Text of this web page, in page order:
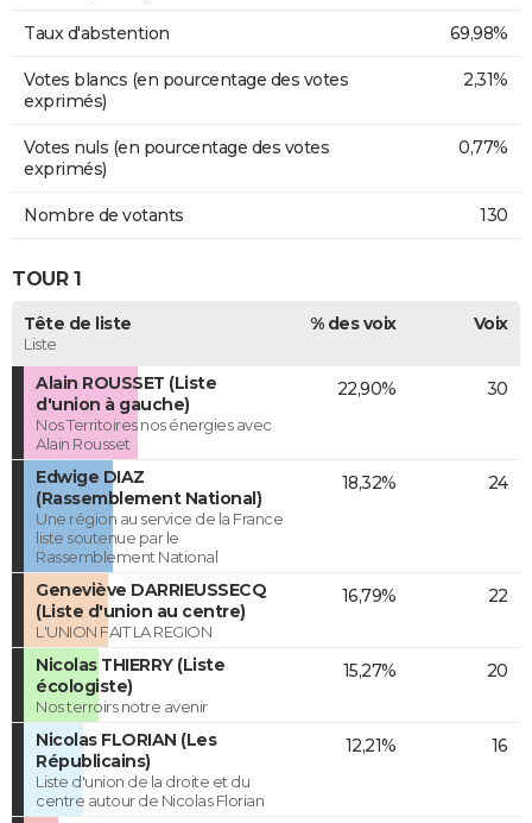
Taux d'abstention 69,98%
Votes blancs (en pourcentage des votes
exprimés)
2,31%
Votes nuls (en pourcentage des votes
exprimés)
0,77%
Nombre de votants 130
TOUR 1
Tête de liste
Liste
% des voix Voix
Alain ROUSSET (Liste
d'union à gauche)
Nos Territoires nos énergies avec
Alain Rousset
22,90% 30
Edwige DIAZ
(Rassemblement National)
Une région au service de la France
liste soutenue par le
Rassemblement National
18,32% 24
Geneviève DARRIEUSSECQ
(Liste d'union au centre)
L'UNION FAIT LA REGION
16,79% 22
Nicolas THIERRY (Liste
écologiste)
Nos terroirs notre avenir
15,27% 20
Nicolas FLORIAN (Les
Républicains)
Liste d'union de la droite et du
centre autour de Nicolas Florian
12,21% 16